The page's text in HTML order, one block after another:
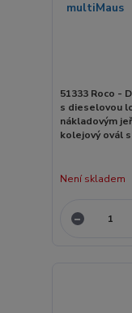
51333 Roco -
s dieselovou
nákladovým
kolejový ovál
Není skladem